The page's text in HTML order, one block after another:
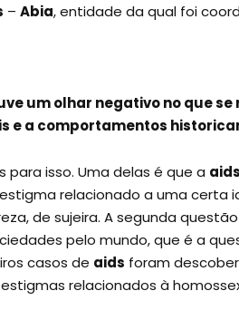
– Abia, entidade da qual foi
um olhar negativo no que
e a comportamentos
para isso. Uma delas é que a aids
relacionado a uma certa
de sujeira. A segunda
pelo mundo, que é a
casos de aids foram
relacionados à